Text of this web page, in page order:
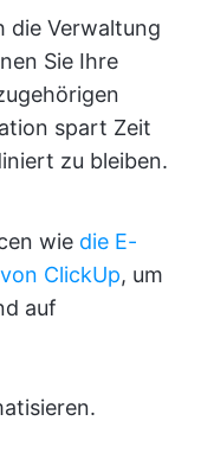
die Verwaltung
Sie Ihre
spart Zeit
zu bleiben.
wie die E-
ClickUp, um
auf